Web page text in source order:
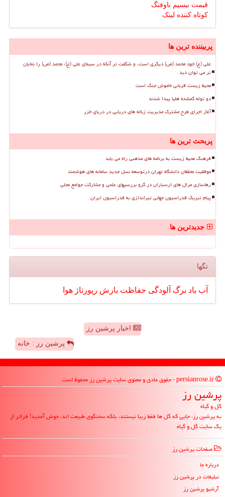
قیمت بیسیم باوفنگ
کوتاه کننده لینک
پربیننده ترین ها
علی (ع) خود محمد (ص) دیگری است، و شگفت تر آنکه در سیمای علی (ع)، محمد (ص) را نمایان
تر می توان دید
محیط زیست قربانی خاموش جنگ است
دو توله گمشده هلیا پیدا شدند
آغاز اجرای طرح مشترک مدیریت زباله های دریایی در دریای خزر
پربحث ترین ها
فرهنگ محیط زیست به برنامه های مذهبی راه می یابد
موفقیت محققان دانشگاه تهران درتوسعه نسل جدید سامانه های هوشمند
رهاسازی مرال های ارسباران در گرو بررسیهای علمی و مشارکت جوامع محلی
پیام تبریک فدراسیون جهانی تیراندازی به فدراسیون ایران
جدیدترین ها
تگها
آب باد برگ آلودگی حفاظت بارش رپورتاژ هوا
اخبار پرشین رز
پرشین رز : خانه
پرشین رز
گل و گیاه
به پرشین رز، جایی که گل ها فقط زیبا نیستند، بلکه سخنگوی طبیعت اند، خوش آمدید! فراتر از
یک سایت گل و گیاه
صفحات پرشین رز
درباره ما
تبلیغات در پرشین رز
آرشیو پرشین رز